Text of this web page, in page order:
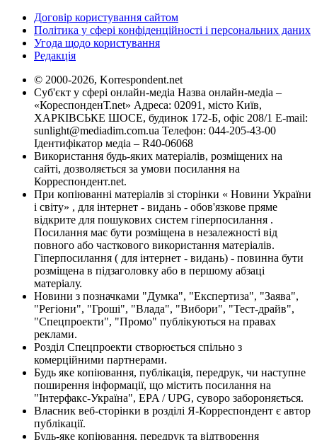
Договір користування сайтом
Політика у сфері конфіденційності і персональних даних
Угода щодо користування
Редакція
© 2000-2026, Korrespondent.net
Суб'єкт у сфері онлайн-медіа Назва онлайн-медіа –
«КореспонденТ.net» Адреса: 02091, місто Київ,
ХАРКІВСЬКЕ ШОСЕ, будинок 172-Б, офіс 208/1 E-mail:
sunlight@mediadim.com.ua Телефон: 044-205-43-00
Ідентифікатор медіа – R40-06068
Використання будь-яких матеріалів, розміщених на
сайті, дозволяється за умови посилання на
Корреспондент.net.
При копіюванні матеріалів зі сторінки « Новини України
і світу» , для інтернет - видань - обов'язкове пряме
відкрите для пошукових систем гіперпосилання .
Посилання має бути розміщена в незалежності від
повного або часткового використання матеріалів.
Гіперпосилання ( для інтернет - видань) - повинна бути
розміщена в підзаголовку або в першому абзаці
матеріалу.
Новини з позначками "Думка", "Експертиза", "Заява",
"Регіони", "Гроші", "Влада", "Вибори", "Тест-драйв",
"Спецпроекти", "Промо" публікуються на правах
реклами.
Розділ Спецпроекти створюється спільно з
комерційними партнерами.
Будь яке копіювання, публікація, передрук, чи наступне
поширення інформації, що містить посилання на
"Інтерфакс-Україна", EPA / UPG, суворо забороняється.
Власник веб-сторінки в розділі Я-Корреспондент є автор
публікації.
Будь-яке копіювання, передрук та відтворення